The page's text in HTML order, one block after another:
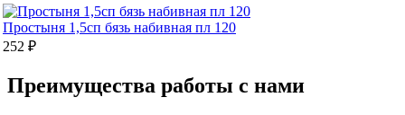
Простыня 1,5сп бязь набивная пл 120
252 ₽
Преимущества работы с нами